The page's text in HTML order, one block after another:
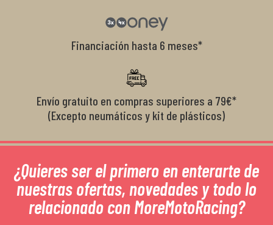
Financiación hasta 6 meses*
Envío gratuito en compras superiores a 79€*
(Excepto neumáticos y kit de plásticos)
¿Quieres ser el primero en enterarte de
nuestras ofertas, novedades y todo lo
relacionado con MoreMotoRacing?